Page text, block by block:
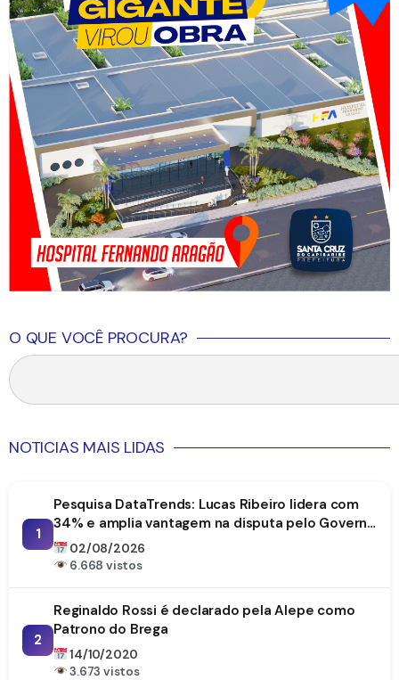
O QUE VOCÊ PROCURA?
NOTICIAS MAIS LIDAS
1
Pesquisa DataTrends: Lucas Ribeiro lidera com
34% e amplia vantagem na disputa pelo Governo
da Paraíba
02/08/2026
6.668 vistos
2
Reginaldo Rossi é declarado pela Alepe como
Patrono do Brega
14/10/2020
3.673 vistos